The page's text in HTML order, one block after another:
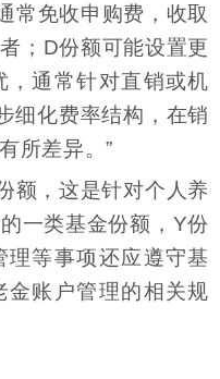
常免收申购费，收取
；D份额可能设置更
，通常针对直销或机
细化费率结构，在销
所差异。”
额，这是针对个人养
一类基金份额，Y份
等事项还应遵守基
金账户管理的相关规